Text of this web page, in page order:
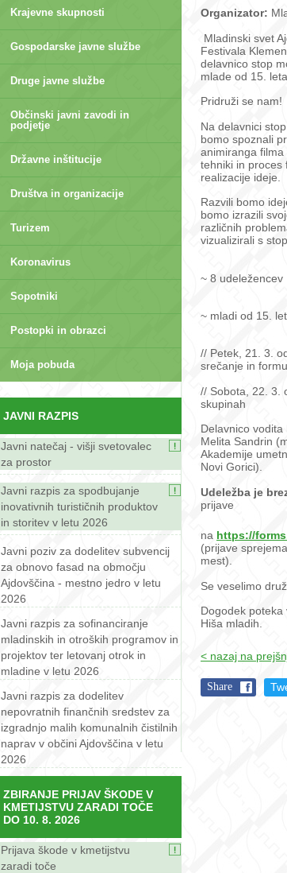
Krajevne skupnosti
Gospodarske javne službe
Druge javne službe
Občinski javni zavodi in
podjetje
Državne inštitucije
Društva in organizacije
Turizem
Koronavirus
Sopotniki
Postopki in obrazci
Moja pobuda
JAVNI RAZPIS
Javni natečaj - višji svetovalec
za prostor
Javni razpis za spodbujanje
inovativnih turističnih produktov
in storitev v letu 2026
Javni poziv za dodelitev subvencij
za obnovo fasad na območju
Ajdovščina - mestno jedro v letu
2026
Javni razpis za sofinanciranje
mladinskih in otroških programov in
projektov ter letovanj otrok in
mladine v letu 2026
Javni razpis za dodelitev
nepovratnih finančnih sredstev za
izgradnjo malih komunalnih čistilnih
naprav v občini Ajdovščina v letu
2026
ZBIRANJE PRIJAV ŠKODE V
KMETIJSTVU ZARADI TOČE
DO 10. 8. 2026
Prijava škode v kmetijstvu
zaradi toče
Organizator:
Mladinski svet
Festivala
delavnico stop
mlade od 15.
Pridruži se nam!
Na delavnici
bomo spoznali
animiranga filma
tehniki in proces
realizacije ideje.
Razvili bomo
bomo izrazili
različnih
vizualizirali s
~ 8 udeležencev
~ mladi od 15.
// Petek, 21. 3.
srečanje in
// Sobota, 22. 3.
skupinah
Delavnico vodita
Melita Sandrin
Akademije
Novi Gorici).
Udeležba je
prijave
na https://
(prijave
mest).
Se veselimo
Dogodek
Hiša mladih.
< nazaj na
Share